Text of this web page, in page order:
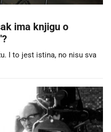
ima knjigu o
I to jest istina, no nisu sva